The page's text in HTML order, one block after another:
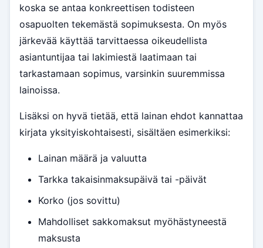
koska se antaa konkreettisen todisteen
osapuolten tekemästä sopimuksesta. On myös
järkevää käyttää tarvittaessa oikeudellista
asiantuntijaa tai lakimiestä laatimaan tai
tarkastamaan sopimus, varsinkin suuremmissa
lainoissa.
Lisäksi on hyvä tietää, että lainan ehdot kannattaa
kirjata yksityiskohtaisesti, sisältäen esimerkiksi:
Lainan määrä ja valuutta
Tarkka takaisinmaksupäivä tai -päivät
Korko (jos sovittu)
Mahdolliset sakkomaksut myöhästyneestä
maksusta